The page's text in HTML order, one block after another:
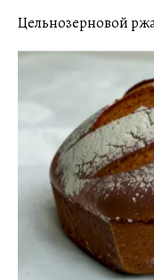
Цельнозерновой